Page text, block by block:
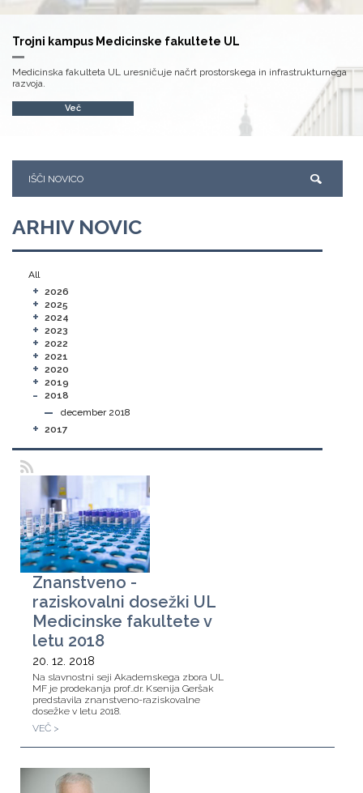
Trojni kampus Medicinske fakultete UL
Medicinska fakulteta UL uresničuje načrt prostorskega in infrastrukturnega
razvoja.
Več
ARHIV NOVIC
All
+ 2026
+ 2025
+ 2024
+ 2023
+ 2022
+ 2021
+ 2020
+ 2019
-
2018
december 2018
+ 2017
Znanstveno -
raziskovalni dosežki UL
Medicinske fakultete v
letu 2018
20. 12. 2018
Na slavnostni seji Akademskega zbora UL
MF je prodekanja prof..dr. Ksenija Geršak
predstavila znanstveno-raziskovalne
dosežke v letu 2018.
VEČ >